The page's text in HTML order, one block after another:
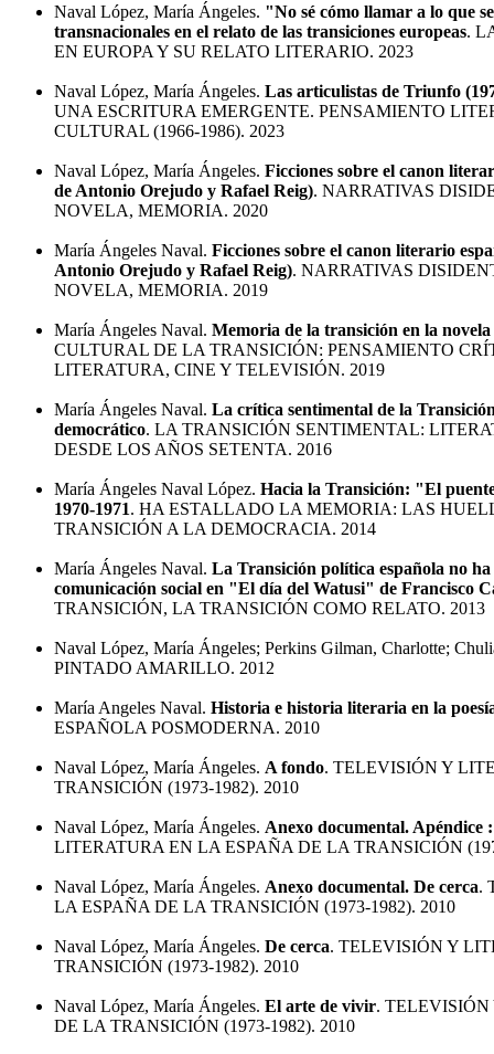
Naval López, María Ángeles. "No sé cómo llamar a lo que
transnacionales en el relato de las transiciones europeas.
EN EUROPA Y SU RELATO LITERARIO. 2023
Naval López, María Ángeles. Las articulistas de Triunfo
UNA ESCRITURA EMERGENTE. PENSAMIENTO
CULTURAL (1966-1986). 2023
Naval López, María Ángeles. Ficciones sobre el canon
de Antonio Orejudo y Rafael Reig). NARRATIVAS
NOVELA, MEMORIA. 2020
María Ángeles Naval. Ficciones sobre el canon literario
Antonio Orejudo y Rafael Reig). NARRATIVAS
NOVELA, MEMORIA. 2019
María Ángeles Naval. Memoria de la transición en la novela
CULTURAL DE LA TRANSICIÓN: PENSAMIENTO
LITERATURA, CINE Y TELEVISIÓN. 2019
María Ángeles Naval. La crítica sentimental de la
democrático. LA TRANSICIÓN SENTIMENTAL:
DESDE LOS AÑOS SETENTA. 2016
María Ángeles Naval López. Hacia la Transición: "El
1970-1971. HA ESTALLADO LA MEMORIA: LAS
TRANSICIÓN A LA DEMOCRACIA. 2014
María Ángeles Naval. La Transición política española no
comunicación social en "El día del Watusi" de Francisco
TRANSICIÓN, LA TRANSICIÓN COMO RELATO. 2013
Naval López, María Ángeles; Perkins Gilman, Charlotte;
PINTADO AMARILLO. 2012
María Angeles Naval. Historia e historia literaria en la
ESPAÑOLA POSMODERNA. 2010
Naval López, María Ángeles. A fondo. TELEVISIÓN Y
TRANSICIÓN (1973-1982). 2010
Naval López, María Ángeles. Anexo documental. Apéndice
LITERATURA EN LA ESPAÑA DE LA TRANSICIÓN
Naval López, María Ángeles. Anexo documental. De cerca.
LA ESPAÑA DE LA TRANSICIÓN (1973-1982). 2010
Naval López, María Ángeles. De cerca. TELEVISIÓN Y
TRANSICIÓN (1973-1982). 2010
Naval López, María Ángeles. El arte de vivir.
DE LA TRANSICIÓN (1973-1982). 2010